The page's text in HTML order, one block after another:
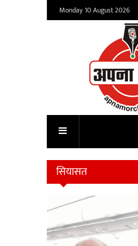
Monday 10 August 2026
सियासत